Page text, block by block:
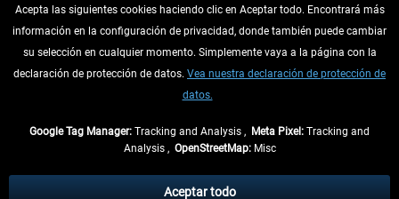
DESISTIR DEL CONTRATO
INFORMACIÓN
tasas de recepción si no se describe lo contrario
Acepta las siguientes cookies haciendo clic en Aceptar todo. Encontrará más
información en la configuración de privacidad, donde también puede cambiar
su selección en cualquier momento. Simplemente vaya a la página con la
declaración de protección de datos. Vea nuestra declaración de protección de
datos.
Google Tag Manager: Tracking and Analysis , Meta Pixel: Tracking and
Analysis , OpenStreetMap:Misc
Aceptar todo